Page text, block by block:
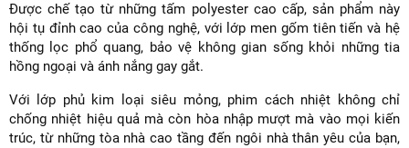
Được chế tạo từ những tấm polyester cao cấp, sản phẩm này
hội tụ đỉnh cao của công nghệ, với lớp men gốm tiên tiến và hệ
thống lọc phổ quang, bảo vệ không gian sống khỏi những tia
hồng ngoại và ánh nắng gay gắt.
Với lớp phủ kim loại siêu mỏng, phim cách nhiệt không chỉ
chống nhiệt hiệu quả mà còn hòa nhập mượt mà vào mọi kiến
trúc, từ những tòa nhà cao tầng đến ngôi nhà thân yêu của bạn,